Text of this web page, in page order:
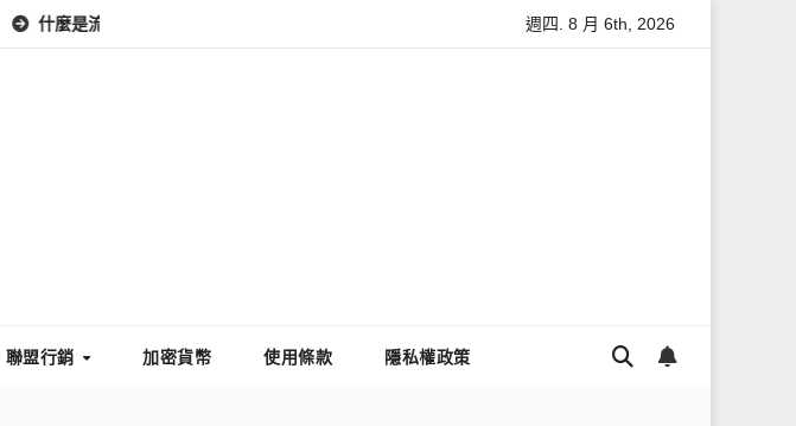
什麼是流量密碼？中小企業電商高效獲客的完整教學 Threads什麼時候流量最高？流量高峰時間及
週四. 8 月 6th, 2026
聯盟行銷 加密貨幣 使用條款 隱私權政策